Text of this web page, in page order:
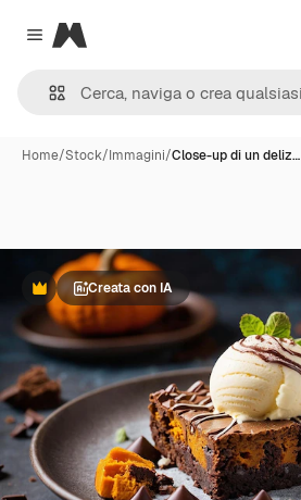
Close menu
Magnific
Home/Stock/Immagini/Close-up di un deliz…
PremiumCreata con IA